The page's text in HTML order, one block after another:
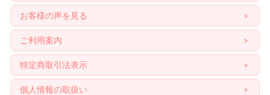
お客様の声を見る
ご利用案内
特定商取引法表示
個人情報の取扱い